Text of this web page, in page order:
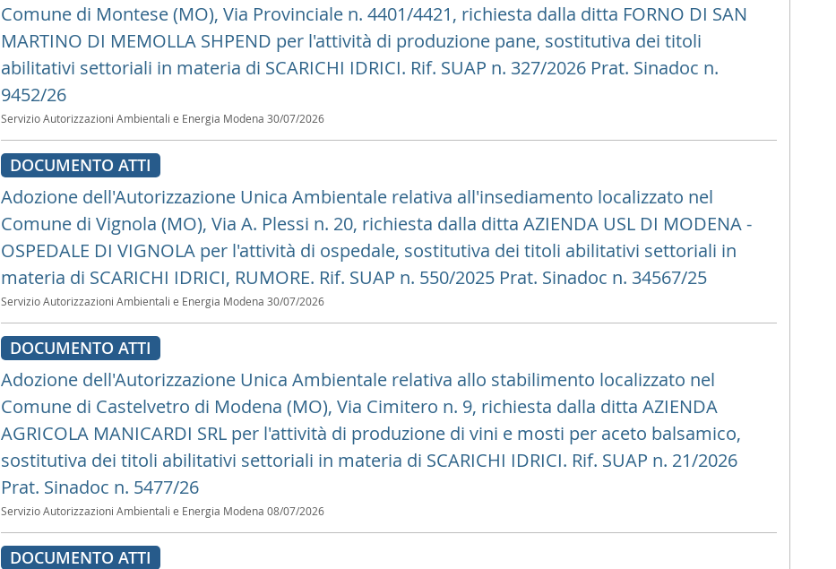
Comune di Montese (MO), Via Provinciale n. 4401/4421, richiesta dalla ditta FORNO DI SAN
MARTINO DI MEMOLLA SHPEND per l'attività di produzione pane, sostitutiva dei titoli
abilitativi settoriali in materia di SCARICHI IDRICI. Rif. SUAP n. 327/2026 Prat. Sinadoc n.
9452/26
Servizio Autorizzazioni Ambientali e Energia Modena 30/07/2026
DOCUMENTO ATTI
Adozione dell'Autorizzazione Unica Ambientale relativa all'insediamento localizzato nel
Comune di Vignola (MO), Via A. Plessi n. 20, richiesta dalla ditta AZIENDA USL DI MODENA -
OSPEDALE DI VIGNOLA per l'attività di ospedale, sostitutiva dei titoli abilitativi settoriali in
materia di SCARICHI IDRICI, RUMORE. Rif. SUAP n. 550/2025 Prat. Sinadoc n. 34567/25
Servizio Autorizzazioni Ambientali e Energia Modena 30/07/2026
DOCUMENTO ATTI
Adozione dell'Autorizzazione Unica Ambientale relativa allo stabilimento localizzato nel
Comune di Castelvetro di Modena (MO), Via Cimitero n. 9, richiesta dalla ditta AZIENDA
AGRICOLA MANICARDI SRL per l'attività di produzione di vini e mosti per aceto balsamico,
sostitutiva dei titoli abilitativi settoriali in materia di SCARICHI IDRICI. Rif. SUAP n. 21/2026
Prat. Sinadoc n. 5477/26
Servizio Autorizzazioni Ambientali e Energia Modena 08/07/2026
DOCUMENTO ATTI